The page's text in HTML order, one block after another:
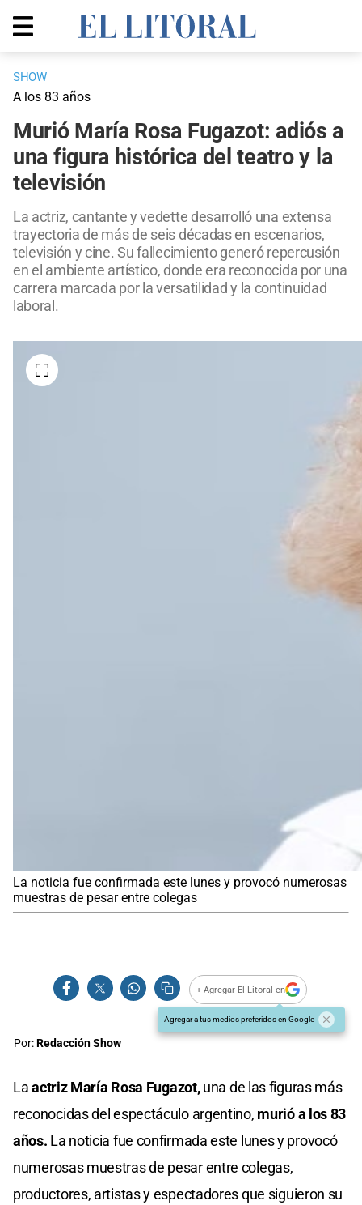
SHOW
A los 83 años
Murió María Rosa Fugazot: adiós a
una figura histórica del teatro y la
televisión
La actriz, cantante y vedette desarrolló una extensa
trayectoria de más de seis décadas en escenarios,
televisión y cine. Su fallecimiento generó repercusión
en el ambiente artístico, donde era reconocida por una
carrera marcada por la versatilidad y la continuidad
laboral.
La noticia fue confirmada este lunes y provocó numerosas
muestras de pesar entre colegas
+ Agregar El Litoral en
Agregar a tus medios preferidos en Google
Por:Redacción Show
Laactriz María Rosa Fugazot,una de las figuras más
reconocidas del espectáculo argentino, murió a los 83
años. La noticia fue confirmada este lunes y provocó
numerosas muestras de pesar entre colegas,
productores, artistas y espectadores que siguieron su